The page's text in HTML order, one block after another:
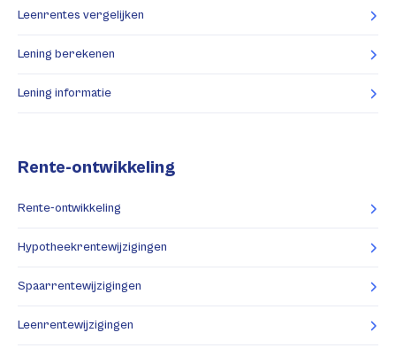
Leenrentes vergelijken
Lening berekenen
Lening informatie
Rente-ontwikkeling
Rente-ontwikkeling
Hypotheekrentewijzigingen
Spaarrentewijzigingen
Leenrentewijzigingen